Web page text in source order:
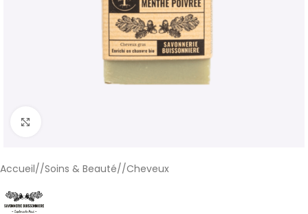
Accueil/ Soins & Beauté/ Cheveux